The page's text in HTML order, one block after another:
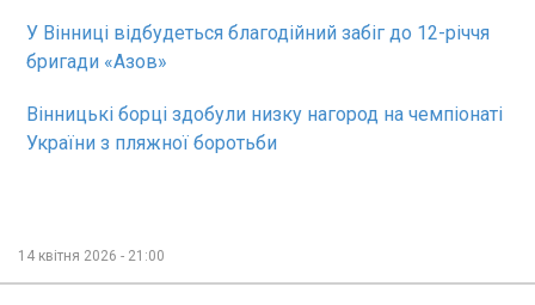
У Вінниці відбудеться благодійний забіг до 12-річчя
бригади «Азов»
Вінницькі борці здобули низку нагород на чемпіонаті
України з пляжної боротьби
14 квітня 2026 - 21:00